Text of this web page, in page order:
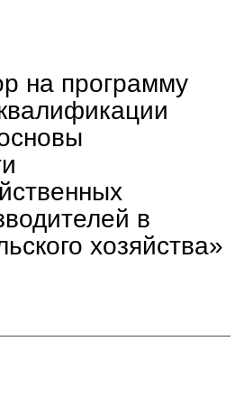
на программу
в
хозяйства»